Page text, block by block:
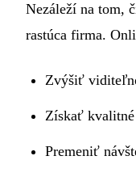
Nezáleží na tom,
rastúca firma.
Zvýšiť
Získať
Premeniť